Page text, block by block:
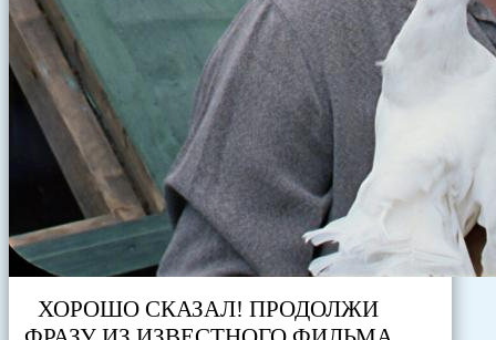
ХОРОШО СКАЗАЛ! ПРОДОЛЖИ